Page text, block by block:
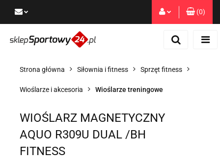
Dodaj zgłoszenie
(0)
Strona główna Siłownia i fitness Sprzęt fitness
Wioślarze i akcesoria Wioślarze treningowe
WIOŚLARZ MAGNETYCZNY
AQUO R309U DUAL /BH
FITNESS